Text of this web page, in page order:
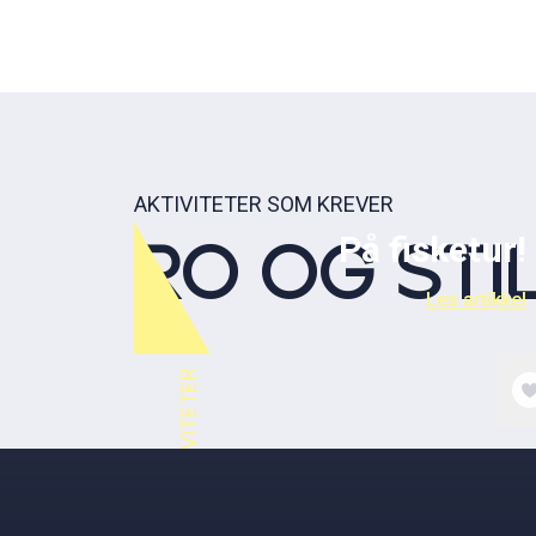
AKTIVITETER SOM KREVER
RO OG
R
På fisketur!
Les artikkel